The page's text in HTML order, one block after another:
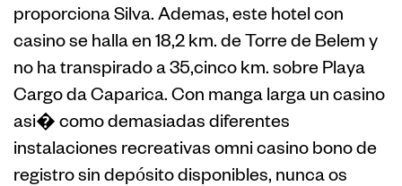
proporciona Silva. Ademas, este hotel con
casino se halla en 18,2 km. de Torre de Belem y
no ha transpirado a 35,cinco km. sobre Playa
Cargo da Caparica. Con manga larga un casino
asi� como demasiadas diferentes
instalaciones recreativas omni casino bono de
registro sin depósito disponibles, nunca os